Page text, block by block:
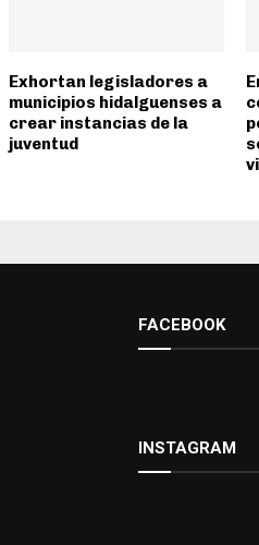
Exhortan legisladores a
municipios hidalguenses a
crear instancias de la
juventud
FACEBOOK
INSTAGRAM